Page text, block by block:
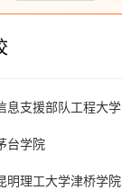
息支援部队工程大学
台学院
明理工大学津桥学院